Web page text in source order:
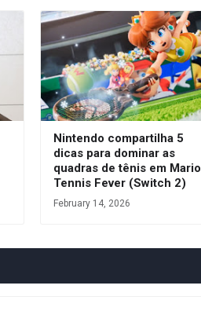
Nintendo compartilha 5
dicas para dominar as
quadras de tênis em Mario
Tennis Fever (Switch 2)
February 14, 2026